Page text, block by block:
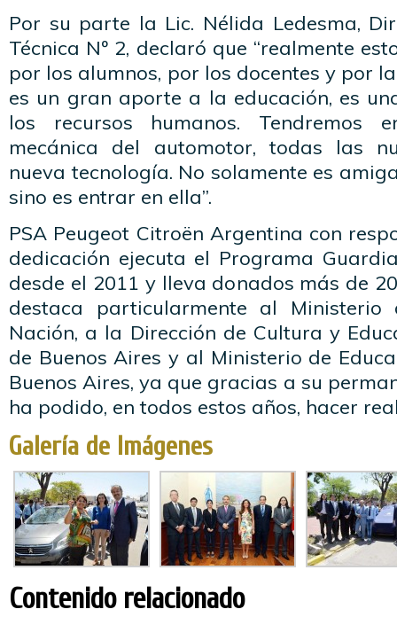
Por su parte la Lic. Nélida Ledesma,
Técnica Nº 2, declaró que “realmente
por los alumnos, por los docentes y por
es un gran aporte a la educación, es
los recursos humanos. Tendremos
mecánica del automotor, todas las
nueva tecnología. No solamente es
sino es entrar en ella”.
PSA Peugeot Citroën Argentina con
dedicación ejecuta el Programa
desde el 2011 y lleva donados más de
destaca particularmente al
Nación, a la Dirección de Cultura y
de Buenos Aires y al Ministerio de
Buenos Aires, ya que gracias a su
ha podido, en todos estos años, hacer
Galería de Imágenes
Contenido relacionado